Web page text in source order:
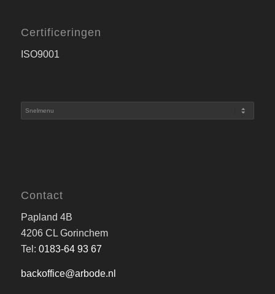
Certificeringen
ISO9001
Contact
Papland 4B
4206 CL Gorinchem
Tel: 0183-64 93 67
backoffice@arbode.nl